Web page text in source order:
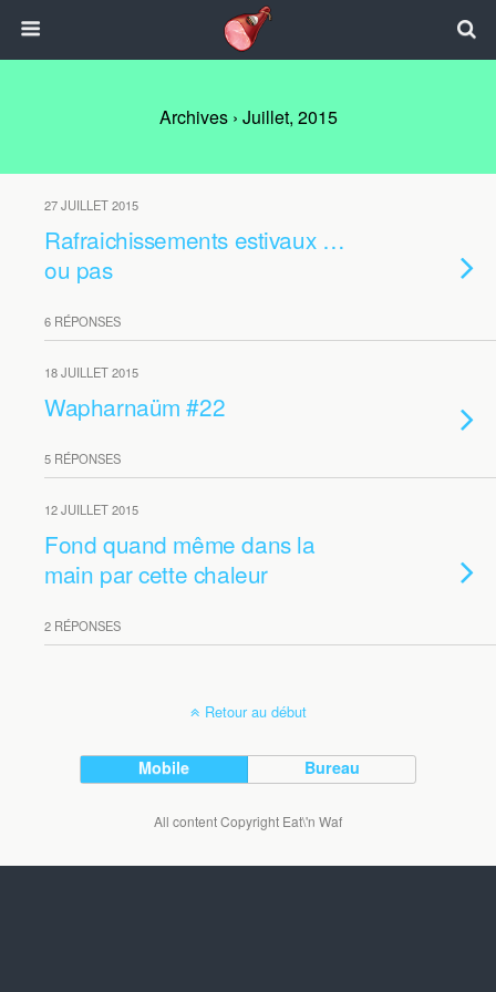
Archives › Juillet, 2015
27 JUILLET 2015
Rafraichissements estivaux …
ou pas
6 RÉPONSES
18 JUILLET 2015
Wapharnaüm #22
5 RÉPONSES
12 JUILLET 2015
Fond quand même dans la
main par cette chaleur
2 RÉPONSES
Retour au début
Mobile Bureau
All content Copyright Eat\'n Waf